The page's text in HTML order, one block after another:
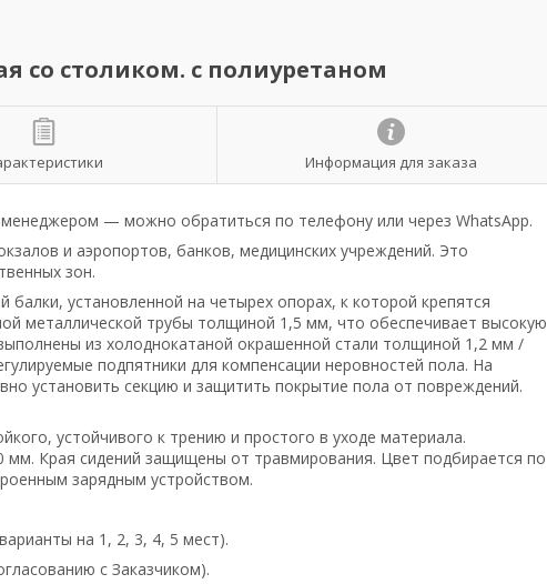
со столиком. с полиуретаном
Информация для заказа
менеджером — можно обратиться по телефону или через WhatsApp.
и аэропортов, банков, медицинских учреждений. Это
зон.
балки, установленной на четырех опорах, к которой крепятся
металлической трубы толщиной 1,5 мм, что обеспечивает высокую
из холоднокатаной окрашенной стали толщиной 1,2 мм /
подпятники для компенсации неровностей пола. На
установить секцию и защитить покрытие пола от повреждений.
устойчивого к трению и простого в уходе материала.
мм. Края сидений защищены от травмирования. Цвет подбирается по
зарядным устройством.
на 1, 2, 3, 4, 5 мест).
с Заказчиком).